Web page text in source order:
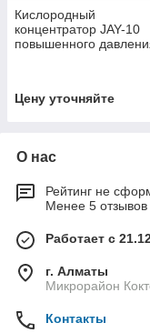
Кислородный
концентратор JAY-10
повышенного
Цену уточняйте
О нас
Рейтинг не
Менее 5 отзывов
Работает с
г. Алматы
Микрорайон
Контакты